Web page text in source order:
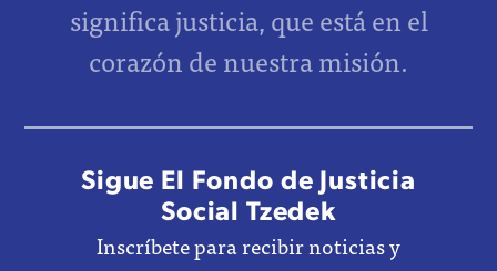
significa justicia, que está en el
corazón de nuestra misión.
Sigue El Fondo de Justicia
Social Tzedek
Inscríbete para recibir noticias y